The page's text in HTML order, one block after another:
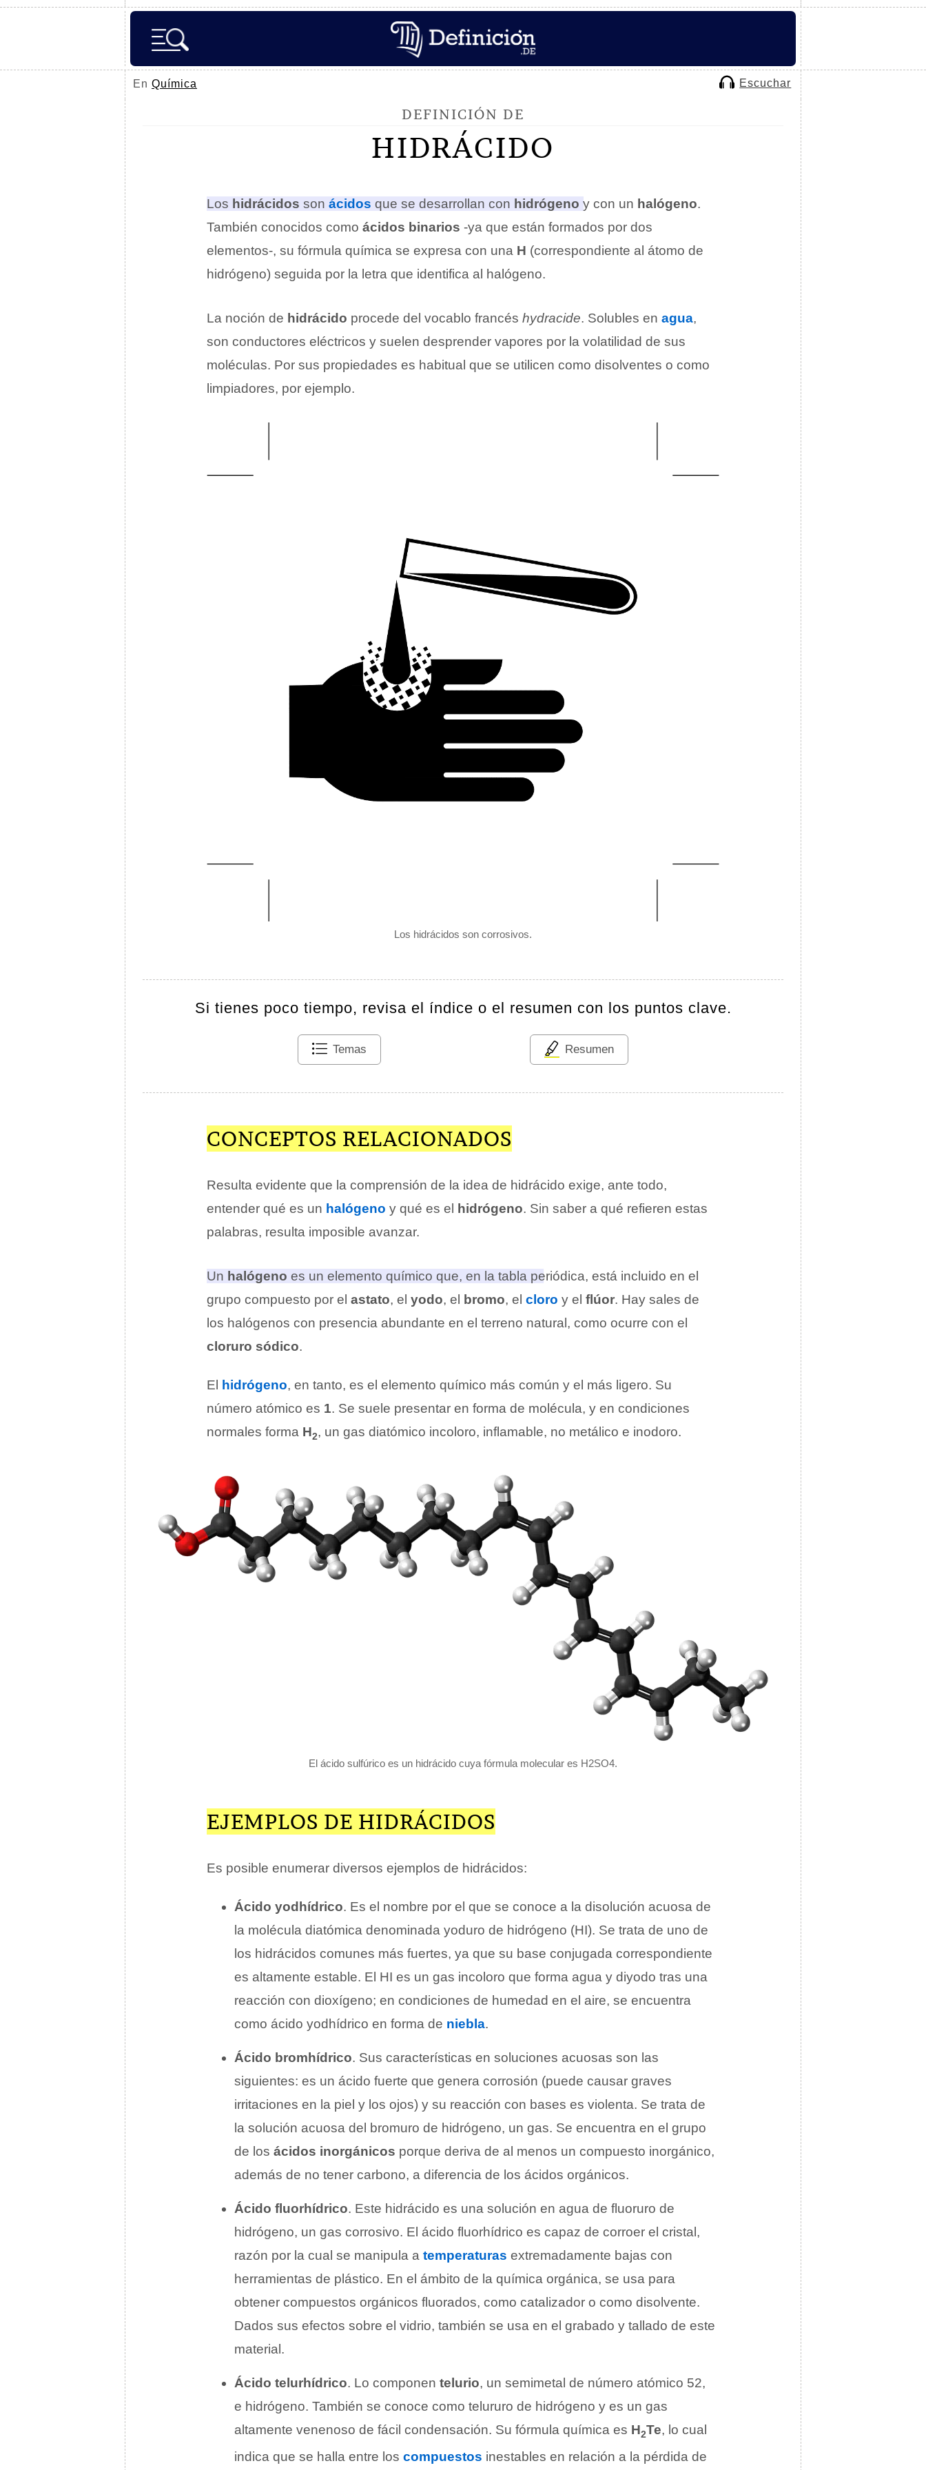
En Química Escuchar
DEFINICIÓN DE
HIDRÁCIDO
Los hidrácidos son corrosivos.
Los hidrácidos son ácidos que se desarrollan con hidrógeno y con un halógeno.
También conocidos como ácidos binarios -ya que están formados por dos
elementos-, su fórmula química se expresa con una H (correspondiente al átomo de
hidrógeno) seguida por la letra que identifica al halógeno.
La noción de hidrácido procede del vocablo francés hydracide. Solubles en agua,
son conductores eléctricos y suelen desprender vapores por la volatilidad de sus
moléculas. Por sus propiedades es habitual que se utilicen como disolventes o como
limpiadores, por ejemplo.
Si tienes poco tiempo, revisa el índice o el resumen con los puntos clave.
Temas Resumen
CONCEPTOS RELACIONADOS
Resulta evidente que la comprensión de la idea de hidrácido exige, ante todo,
entender qué es un halógeno y qué es el hidrógeno. Sin saber a qué refieren estas
palabras, resulta imposible avanzar.
Un halógeno es un elemento químico que, en la tabla periódica, está incluido en el
grupo compuesto por el astato, el yodo, el bromo, el cloro y el flúor. Hay sales de
los halógenos con presencia abundante en el terreno natural, como ocurre con el
cloruro sódico.
El hidrógeno, en tanto, es el elemento químico más común y el más ligero. Su
número atómico es 1. Se suele presentar en forma de molécula, y en condiciones
normales forma H2, un gas diatómico incoloro, inflamable, no metálico e inodoro.
El ácido sulfúrico es un hidrácido cuya fórmula molecular es H2SO4.
EJEMPLOS DE HIDRÁCIDOS
Es posible enumerar diversos ejemplos de hidrácidos:
Ácido yodhídrico. Es el nombre por el que se conoce a la disolución acuosa de
la molécula diatómica denominada yoduro de hidrógeno (HI). Se trata de uno de
los hidrácidos comunes más fuertes, ya que su base conjugada correspondiente
es altamente estable. El HI es un gas incoloro que forma agua y diyodo tras una
reacción con dioxígeno; en condiciones de humedad en el aire, se encuentra
como ácido yodhídrico en forma de niebla.
Ácido bromhídrico. Sus características en soluciones acuosas son las
siguientes: es un ácido fuerte que genera corrosión (puede causar graves
irritaciones en la piel y los ojos) y su reacción con bases es violenta. Se trata de
la solución acuosa del bromuro de hidrógeno, un gas. Se encuentra en el grupo
de los ácidos inorgánicos porque deriva de al menos un compuesto inorgánico,
además de no tener carbono, a diferencia de los ácidos orgánicos.
Ácido fluorhídrico. Este hidrácido es una solución en agua de fluoruro de
hidrógeno, un gas corrosivo. El ácido fluorhídrico es capaz de corroer el cristal,
razón por la cual se manipula a temperaturas extremadamente bajas con
herramientas de plástico. En el ámbito de la química orgánica, se usa para
obtener compuestos orgánicos fluorados, como catalizador o como disolvente.
Dados sus efectos sobre el vidrio, también se usa en el grabado y tallado de este
material.
Ácido telurhídrico. Lo componen telurio, un semimetal de número atómico 52,
e hidrógeno. También se conoce como telururo de hidrógeno y es un gas
altamente venenoso de fácil condensación. Su fórmula química es H2Te, lo cual
indica que se halla entre los compuestos inestables en relación a la pérdida de